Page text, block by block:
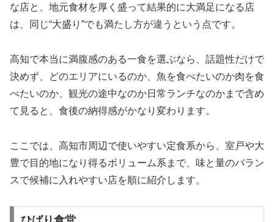
な店と、地元食材を厚く盛って結果的に大満足になる店
は、同じ“大盛り”でも満たし方が違うという点です。
高知で本当に満腹感のある一食を選ぶなら、話題性だけで
決めず、どのエリアにいるのか、魚を食べたいのか肉を食
べたいのか、観光の途中なのか日常ランチなのかまで含め
て見ると、食後の納得感がかなり変わります。
ここでは、高知市周辺で使いやすい定食系から、室戸や大
豊で目的地になり得るボリューム系まで、味と量のバラン
スで候補に入れやすい店を順に紹介します。